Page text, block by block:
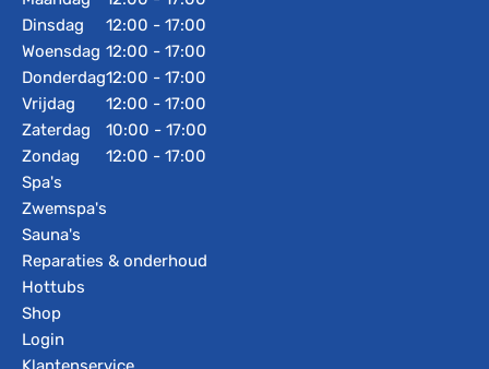
Dinsdag
Woensdag
Donderdag
Vrijdag
Zaterdag
Zondag
12:00 - 17:00
12:00 - 17:00
12:00 - 17:00
12:00 - 17:00
10:00 - 17:00
12:00 - 17:00
Spa's
Zwemspa's
Sauna's
Reparaties & onderhoud
Hottubs
Shop
Login